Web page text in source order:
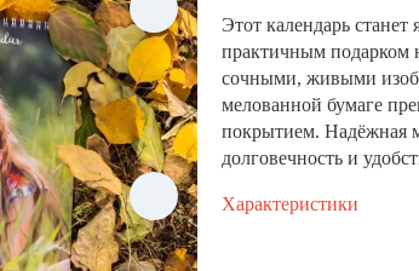
Этот календарь
практичным подарком
сочными, живыми
мелованной бумаге
покрытием. Надёжная
долговечность и
Характеристики